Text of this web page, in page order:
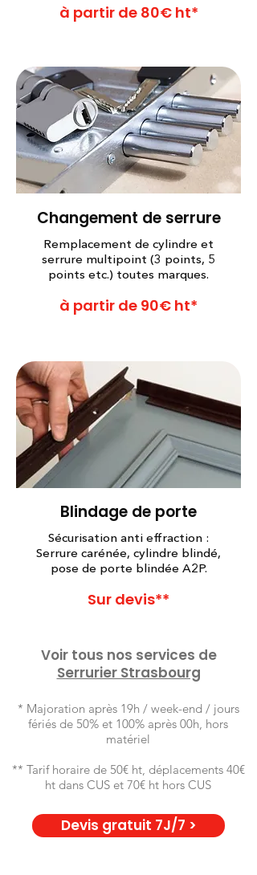
à partir de 80€ ht*
Changement de serrure
Remplacement de cylindre et
serrure multipoint (3 points, 5
points etc.) toutes marques.
à partir de 90€ ht*
Blindage de porte
Sécurisation anti effraction :
Serrure carénée, cylindre blindé,
pose de porte blindée A2P.
Sur devis**
Voir tous nos services de
Serrurier Strasbourg
* Majoration après 19h / week-end / jours
fériés de 50% et 100% après 00h, hors
matériel
** Tarif horaire de 50€ ht, déplacements 40€
ht dans CUS et 70€ ht hors CUS
Devis gratuit 7J/7 >